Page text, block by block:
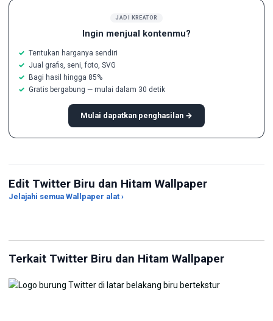
JADI KREATOR
Ingin menjual kontenmu?
Tentukan harganya sendiri
Jual grafis, seni, foto, SVG
Bagi hasil hingga 85%
Gratis bergabung — mulai dalam 30 detik
Mulai dapatkan penghasilan →
Edit Twitter Biru dan Hitam Wallpaper
Jelajahi semua Wallpaper alat ›
Ubah Pencahayaan di Foto
Sesuaikan Wallpaper
Terkait Twitter Biru dan Hitam Wallpaper